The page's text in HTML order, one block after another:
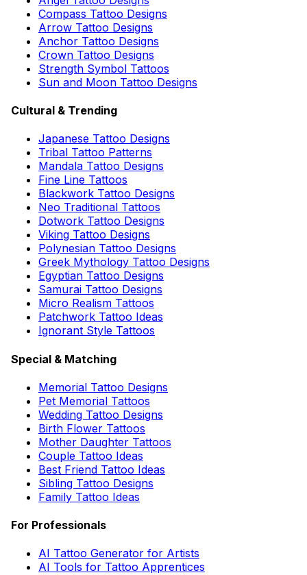
Compass Tattoo Designs
Arrow Tattoo Designs
Anchor Tattoo Designs
Crown Tattoo Designs
Strength Symbol Tattoos
Sun and Moon Tattoo Designs
Cultural & Trending
Japanese Tattoo Designs
Tribal Tattoo Patterns
Mandala Tattoo Designs
Fine Line Tattoos
Blackwork Tattoo Designs
Neo Traditional Tattoos
Dotwork Tattoo Designs
Viking Tattoo Designs
Polynesian Tattoo Designs
Greek Mythology Tattoo Designs
Egyptian Tattoo Designs
Samurai Tattoo Designs
Micro Realism Tattoos
Patchwork Tattoo Ideas
Ignorant Style Tattoos
Special & Matching
Memorial Tattoo Designs
Pet Memorial Tattoos
Wedding Tattoo Designs
Birth Flower Tattoos
Mother Daughter Tattoos
Couple Tattoo Ideas
Best Friend Tattoo Ideas
Sibling Tattoo Designs
Family Tattoo Ideas
For Professionals
AI Tattoo Generator for Artists
AI Tools for Tattoo Apprentices